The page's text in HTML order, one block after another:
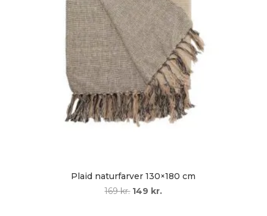
Plaid naturfarver 130×180 cm
169kr. Den
149 kr.